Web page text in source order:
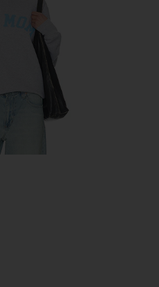
シュランケンパーカー パリ